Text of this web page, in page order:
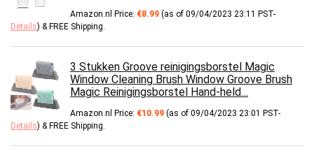
Amazon.nl Price: €8.99 (as of 09/04/2023 23:11 PST-
Details) & FREE Shipping
3 Stukken Groove reinigingsborstel Magic
Window Cleaning Brush Window Groove Brush
Magic Reinigingsborstel Hand-held…
Amazon.nl Price: €10.99 (as of 09/04/2023 23:01 PST-
Details) & FREE Shipping